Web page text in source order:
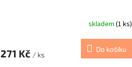
skladem (1 ks)
271 Kč / ks
Do košíku